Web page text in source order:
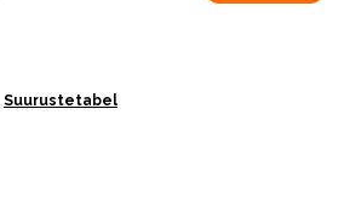
Suurustetabel